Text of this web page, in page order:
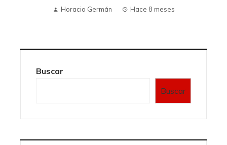
Horacio Germán Hace 8 meses
Buscar
Buscar